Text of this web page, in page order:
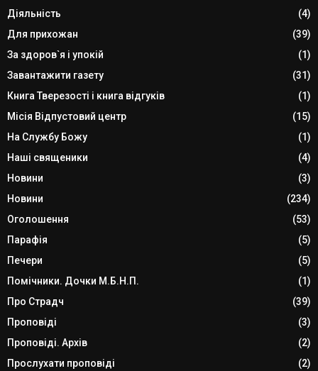
Діяльність
(4)
Для прихожан
(39)
За здоров`я і упокій
(1)
Завантажити газету
(31)
Книга Тверезості і книга відгуків
(1)
Місія Відпустовий центр
(15)
На Службу Божу
(1)
Наші священики
(4)
Новини
(3)
Новини
(234)
Оголошення
(53)
Парафія
(5)
Печери
(5)
Помічники. Дочки М.Б.Н.П.
(1)
Про Страдч
(39)
Проповіді
(3)
Проповіді. Архів
(2)
Прослухати проповіді
(2)